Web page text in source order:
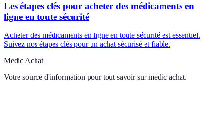
Les étapes clés pour acheter des médicaments en
ligne en toute sécurité
Acheter des médicaments en ligne en toute sécurité est essentiel.
Suivez nos étapes clés pour un achat sécurisé et fiable.
Medic Achat
Votre source d'information pour tout savoir sur medic achat.